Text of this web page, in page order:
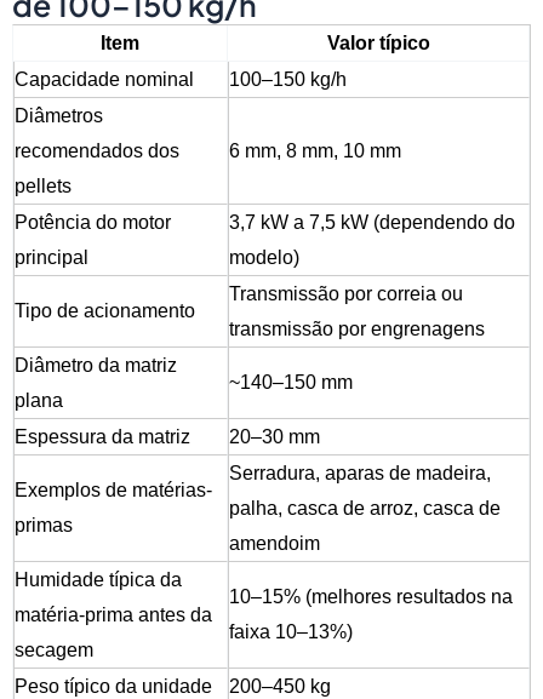
Item
Valor típico
Capacidade nominal
100–150 kg/h
Diâmetros
recomendados dos
pellets
6 mm, 8 mm, 10 mm
Potência do motor
principal
3,7 kW a 7,5 kW (dependendo do
modelo)
Tipo de acionamento
Transmissão por correia ou
transmissão por engrenagens
Diâmetro da matriz
plana
~140–150 mm
Espessura da matriz 20–30 mm
Exemplos de matérias-
primas
Serradura, aparas de madeira,
palha, casca de arroz, casca de
amendoim
Humidade típica da
matéria-prima antes da
secagem
10–15% (melhores resultados na
faixa 10–13%)
Peso típico da unidade
200–450 kg